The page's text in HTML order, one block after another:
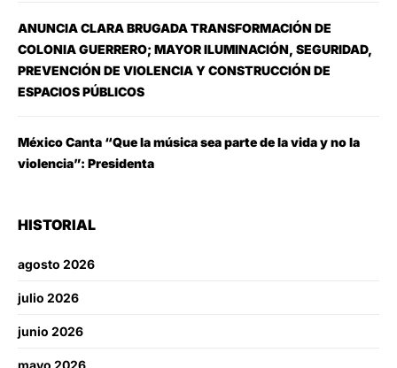
ANUNCIA CLARA BRUGADA TRANSFORMACIÓN DE
COLONIA GUERRERO; MAYOR ILUMINACIÓN, SEGURIDAD,
PREVENCIÓN DE VIOLENCIA Y CONSTRUCCIÓN DE
ESPACIOS PÚBLICOS
México Canta “Que la música sea parte de la vida y no la
violencia”: Presidenta
HISTORIAL
agosto 2026
julio 2026
junio 2026